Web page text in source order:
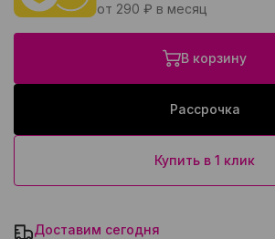
от 290 ₽ в месяц
В корзину
Рассрочка
Купить в 1 клик
Доставим сегодня